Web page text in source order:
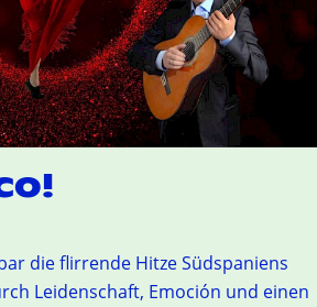
die flirrende Hitze Südspaniens
Leidenschaft, Emoción und einen